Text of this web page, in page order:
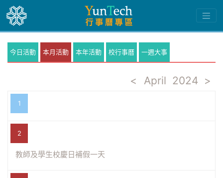
今日活動 本月活動 本年活動 校行事曆 一週大事
< April 2024 >
1
2
教師及學生校慶日補假一天